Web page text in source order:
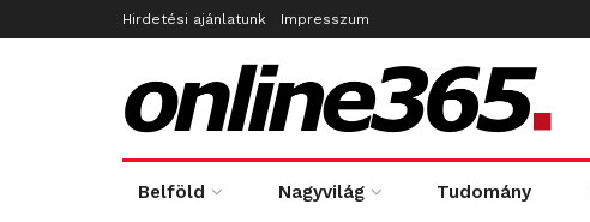
Hirdetési ajánlatunk Impresszum
Belföld Nagyvilág Tudomány